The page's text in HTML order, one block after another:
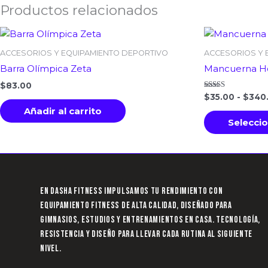
Productos relacionados
ACCESORIOS Y EQUIPAMIENTO DEPORTIVO
Barra Olímpica Zeta
$83.00
Añadir al carrito
ACCESORIOS Y
Mancuerna
Valorado
con
5.00
de 5
$35.00 - $
En Dasha Fitness impulsamos tu rendimiento con
equipamiento fitness de alta calidad, diseñado para
gimnasios, estudios y entrenamientos en casa. Tecnología,
resistencia y diseño para llevar cada rutina al siguiente
nivel.